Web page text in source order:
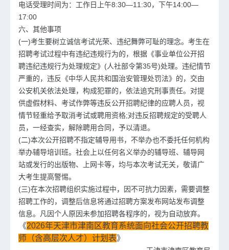
电话受理时间为：工作日上午8:30—11:30，下午14:00—
17:00
六、其他事项
(一)考生要树立诚信考试光荣、违纪舞弊可耻的理念。考生在
招聘考试过程中有违纪违规行为的，根据《事业单位公开招
聘违纪违规行为处理规定》(人社部令第35号)处理。违纪情节
严重的，违反《中华人民共和国治安管理处罚法》的，交由
公安机关依法处理，构成犯罪的，依法追究刑事责任。对提
供虚假材料、考试作弊等违反公开招聘纪律的应聘人员，视
情节轻重给予取消考试或聘用资格;对违反招聘规定的受聘人
员，一经查实，解除聘用合同，予以清退。
(二)本次公开招聘不指定辅导用书，不举办也不委托任何机构
举办辅导培训班。社会上以任何名义举办的辅导班、辅导网
站或发行的出版物、上网卡等，均与本次考试无关，敬请广
大考生提高警惕。
(三)在本次招聘组织实施过程中，因不可抗力因素，需要调整
招聘工作的，调整后信息将通过招聘方案发布网站发布调整
信息。凡因个人原因未参加招聘各程序的，视为自动放弃。
《2026年天津市津南区教育系统面向社会公开招聘教
师（含高层次人才）计划表》